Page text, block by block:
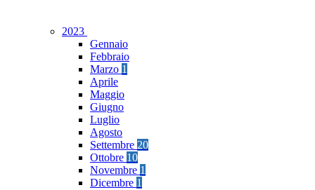
2023
Gennaio
Febbraio
Marzo 1
Aprile
Maggio
Giugno
Luglio
Agosto
Settembre 20
Ottobre 10
Novembre 1
Dicembre 1